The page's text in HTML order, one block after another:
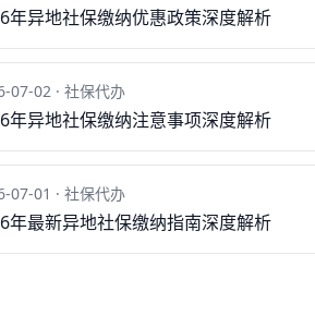
年异地社保缴纳优惠政策深度解析
07-02 · 社保代办
年异地社保缴纳注意事项深度解析
07-01 · 社保代办
年最新异地社保缴纳指南深度解析